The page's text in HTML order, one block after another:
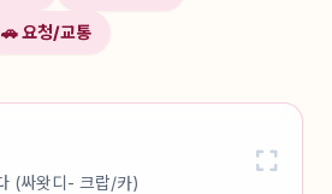
🚗 요청/교통
(싸왓디- 크랍/카)